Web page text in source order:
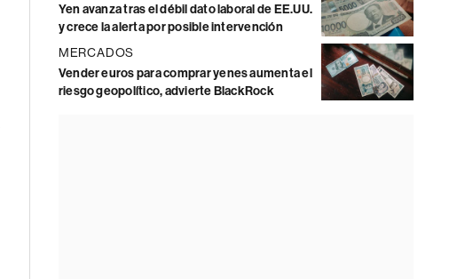
Yen avanza tras el débil dato laboral de EE.UU.
y crece la alerta por posible intervención
MERCADOS
Vender euros para comprar yenes aumenta el
riesgo geopolítico, advierte BlackRock